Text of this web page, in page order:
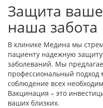
Защита
наша забота
В клинике Медина мы
пациенту надежную
заболеваний. Мы
профессиональный подход
соблюдение всех
Вакцинация – это
ваших близких.